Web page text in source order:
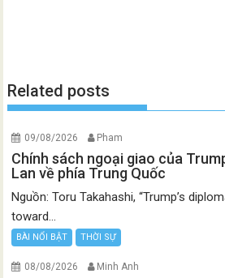
Related posts
09/08/2026 Pham
Chính sách ngoại giao của
Lan về phía Trung Quốc
Nguồn: Toru Takahashi, “Trump’s
toward...
BÀI NỔI BẬT THỜI SỰ
08/08/2026 Minh Anh